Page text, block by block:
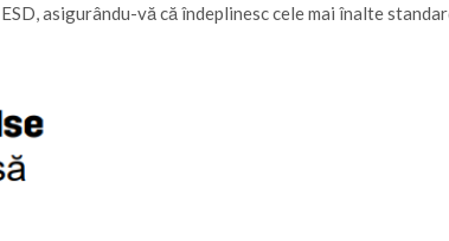
asigurându-vă că îndeplinesc cele mai înalte